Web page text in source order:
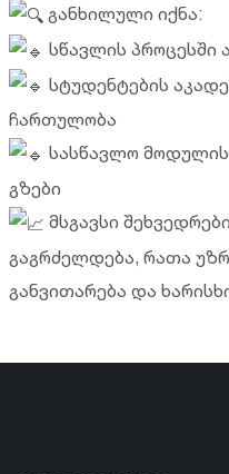
განხილული იქნა:
სწავლის პროცესში
სტუდენტების
ჩართულობა
სასწავლო
გზები
მსგავსი
გაგრძელდება, რათა
განვითარება და